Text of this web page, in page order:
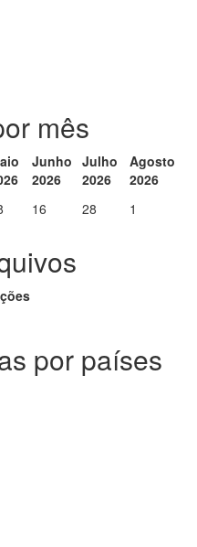
mês
Junho
2026
Julho
2026
Agosto
2026
16 28 1
por países